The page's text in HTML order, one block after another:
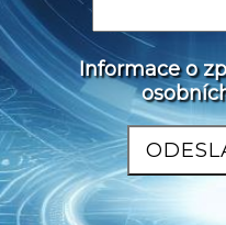
Informace o